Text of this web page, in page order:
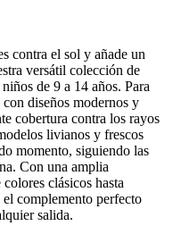
contra el sol y añade un
versátil colección de
de 9 a 14 años. Para
diseños modernos y
cobertura contra los rayos
livianos y frescos
momento, siguiendo las
Con una amplia
clásicos hasta
el complemento perfecto
salida.